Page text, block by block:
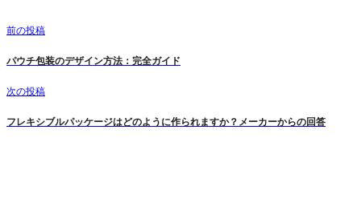
前の投稿
パウチ包装のデザイン方法：完全ガイド
次の投稿
フレキシブルパッケージはどのように作られますか？メーカーからの回答